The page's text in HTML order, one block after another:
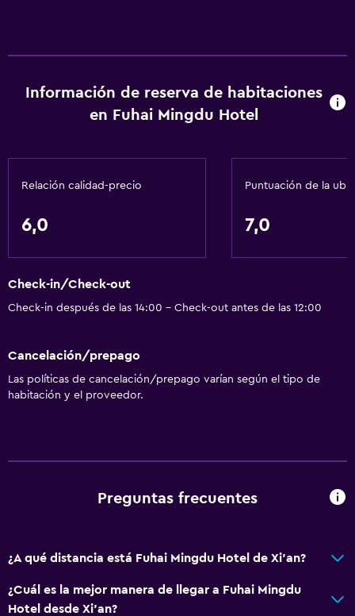
Información de reserva de habitaciones
en Fuhai Mingdu Hotel
Relación calidad-precio
6,0
Puntuación de la
7,0
Check-in/Check-out
Check-in después de las 14:00 - Check-out antes de las 12:00
Cancelación/prepago
Las políticas de cancelación/prepago varían según el tipo de
habitación y el proveedor.
Preguntas frecuentes
¿A qué distancia está Fuhai Mingdu Hotel de Xi'an?
¿Cuál es la mejor manera de llegar a Fuhai Mingdu
Hotel desde Xi'an?